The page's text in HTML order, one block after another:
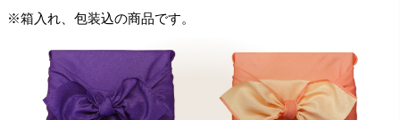
※箱入れ、包装込の商品です。